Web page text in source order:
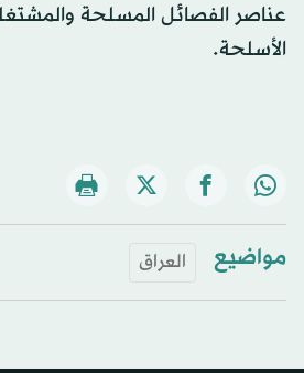
عناصر الفصائل المسلحة
الأسلحة.
مواضيع العراق